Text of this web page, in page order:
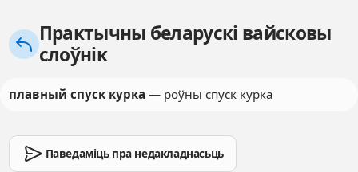
Практычны беларускі вайсковы
слоўнік
плавный спуск курка — роўны спуск курка
Паведаміць пра недакладнасьць